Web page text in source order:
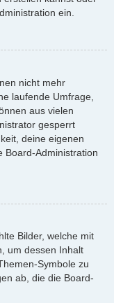
ein.
nicht mehr
laufende Umfrage,
aus vielen
gesperrt
deine eigenen
Board-Administration
Bilder, welche mit
um dessen Inhalt
Symbole zu
ab, die die Board-